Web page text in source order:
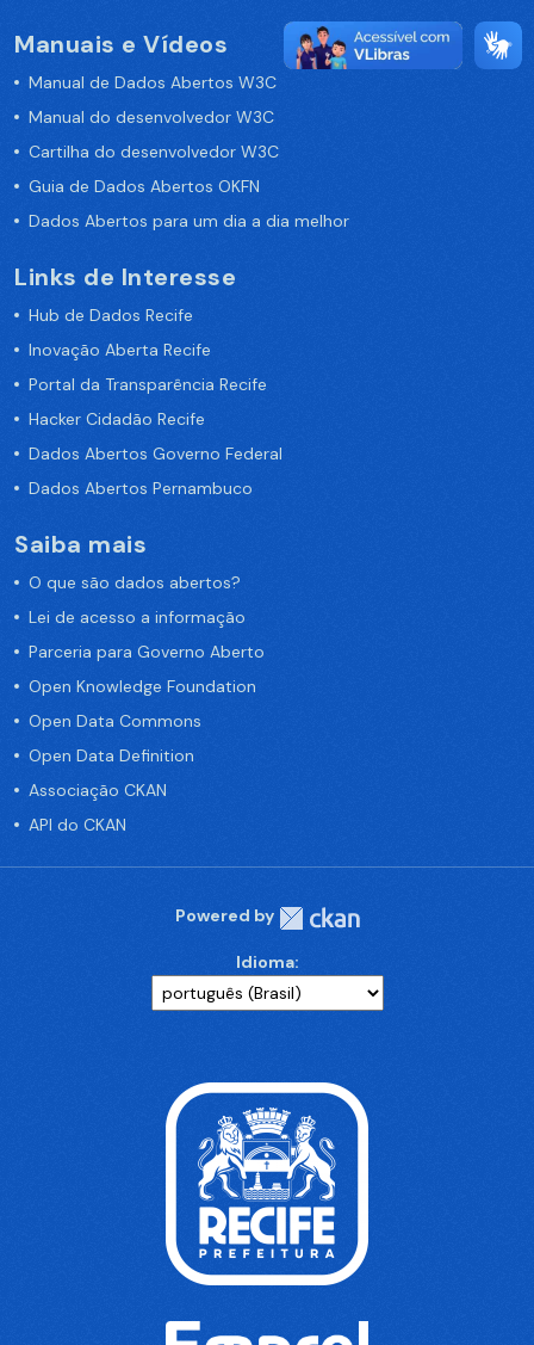
Manuais e Vídeos
Manual de Dados Abertos W3C
Manual do desenvolvedor W3C
Cartilha do desenvolvedor W3C
Guia de Dados Abertos OKFN
Dados Abertos para um dia a dia melhor
Links de Interesse
Hub de Dados Recife
Inovação Aberta Recife
Portal da Transparência Recife
Hacker Cidadão Recife
Dados Abertos Governo Federal
Dados Abertos Pernambuco
Saiba mais
O que são dados abertos?
Lei de acesso a informação
Parceria para Governo Aberto
Open Knowledge Foundation
Open Data Commons
Open Data Definition
Associação CKAN
API do CKAN
Powered by
Idioma